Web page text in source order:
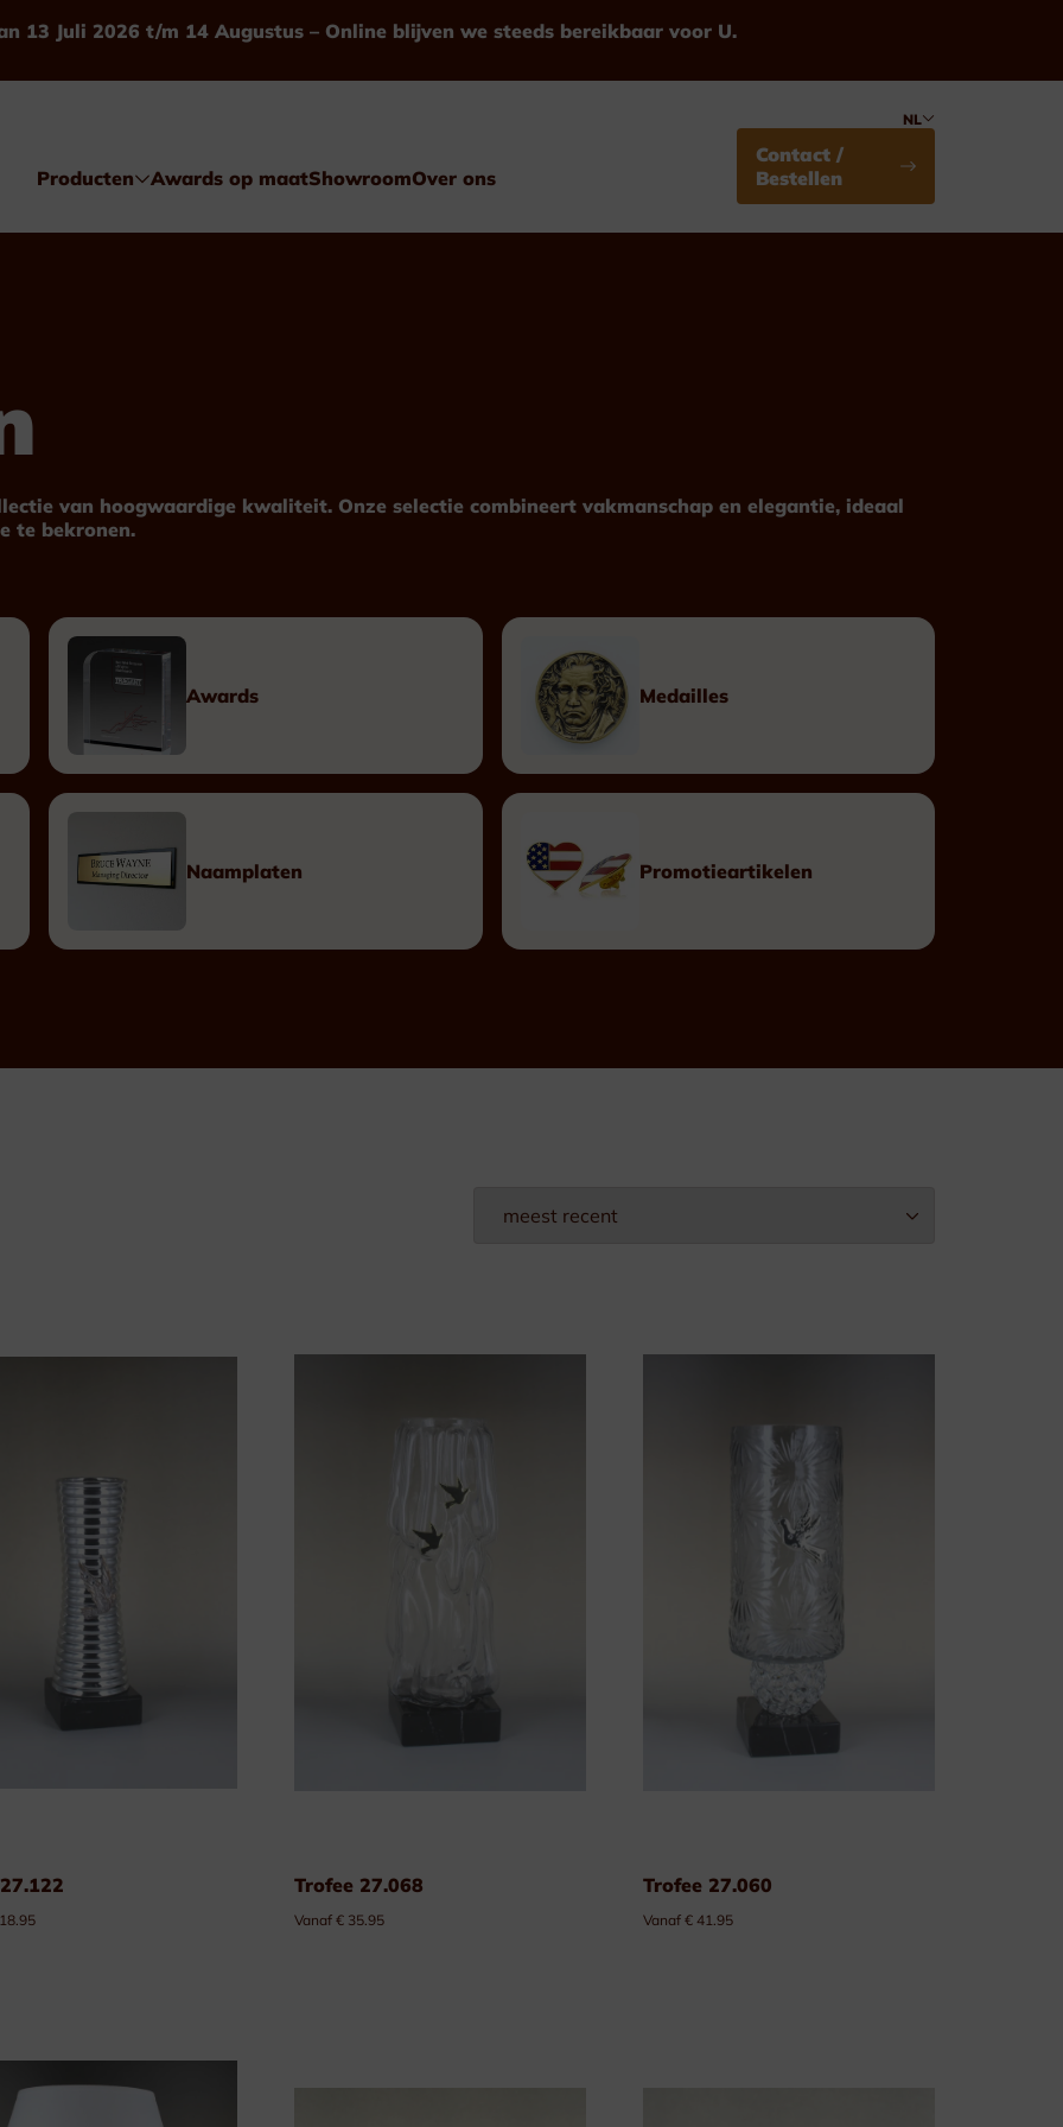
13 Juli 2026 t/m 14 Augustus – Online blijven we steeds bereikbaar voor U.
Producten
Glas & Kristal
Plexiglas
Metaal
Kunststof
Plaketten
Tombstones
Standaard
Naamplaten Eretekens
Militaire Eretekens
Awards op maatShowroomOver ons
NL
Contact /
Bestellen
van hoogwaardige kwaliteit. Onze selectie combineert vakmanschap en elegantie, ideaal
te bekronen.
Awards Medailles
Naamplaten Promotieartikelen
Trofee 27.068
Vanaf € 35.95
Trofee 27.060
Vanaf € 41.95